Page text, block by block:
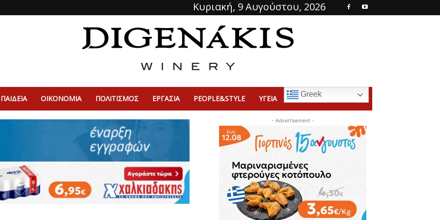
Κυριακή, 9 Αυγούστου, 2026
ΠΑΙΔΕΙΑ ΟΙΚΟΝΟΜΙΑ ΠΟΛΙΤΙΣΜΌΣ ΕΡΓΑΣΙΑ PEOPLE&STYLE ΥΓΕΙΑ Greek
- Advertisement -